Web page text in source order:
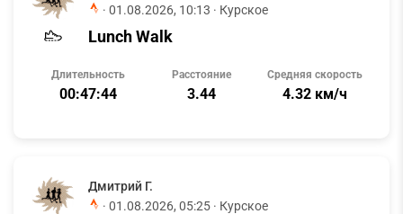
· 01.08.2026, 10:13 · Курское
Lunch Walk
Длительность
00:47:44
Расстояние
3.44
Средняя скорость
4.32 км/ч
Дмитрий Г.
· 01.08.2026, 05:25 · Курское